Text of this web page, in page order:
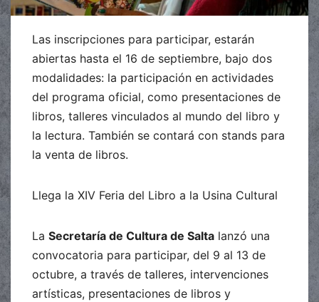
Las inscripciones para participar, estarán
abiertas hasta el 16 de septiembre, bajo dos
modalidades: la participación en actividades
del programa oficial, como presentaciones de
libros, talleres vinculados al mundo del libro y
la lectura. También se contará con stands para
la venta de libros.
Llega la XIV Feria del Libro a la Usina Cultural
La Secretaría de Cultura de Salta lanzó una
convocatoria para participar, del 9 al 13 de
octubre, a través de talleres, intervenciones
artísticas, presentaciones de libros y